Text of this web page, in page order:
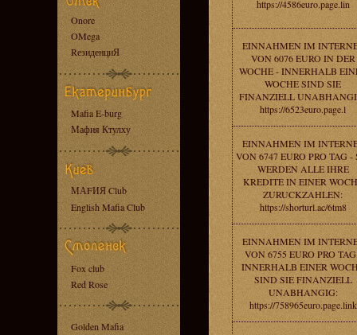
Onore
OMega
RезиденциЯ
Mafia E-burg
Мафия Ктулху
МАFИЯ Club
English Mafia Club
Fox club
Red Rose
Golden Mafia
https://4586euro.page.lin
EINNAHMEN IM
VON 6076 EURO IN DER
WOCHE - INNERHALB
WOCHE SIND SIE
FINANZIELL
https://6523euro.page.l
EINNAHMEN IM
VON 6747 EURO PRO TAG -
WERDEN ALLE IHRE
KREDITE IN EINER
ZURUCKZAHLEN:
https://shorturl.ac/6tm8
EINNAHMEN IM
VON 6755 EURO PRO
INNERHALB EINER
SIND SIE FINANZIELL
UNABHANGIG:
https://758965euro.page.link